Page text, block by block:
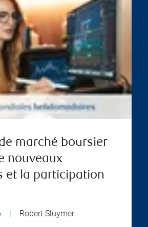
marché boursier
nouveaux
et la participation
Robert Sluymer